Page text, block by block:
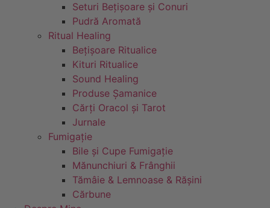
Seturi Bețișoare și Conuri
Pudră Aromată
Ritual Healing
Bețișoare Ritualice
Kituri Ritualice
Sound Healing
Produse Șamanice
Cărți Oracol și Tarot
Jurnale
Fumigație
Bile și Cupe Fumigație
Mănunchiuri & Frânghii
Tămâie & Lemnoase & Rășini
Cărbune